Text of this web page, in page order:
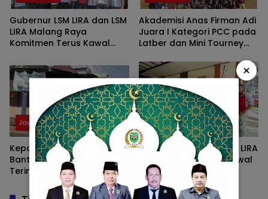
Gubernur LSM LIRA dan LSM
LIRA Malang Raya
Komitmen Terus Kawal
, UMM Faradila Amalia
Najwa,
Akademisi Anas Firman Adi
Juara I Kategori PCC pada
Latber dan Mini Tourney
Jawa Timur
Kepala Desa Sidoluhur
Bantah Perangkat Desa
Terima Bantuan Sapi Hibah
atas Nama Warga
Jawa Timur
LBH LIRA Jatim dan LSM LIRA
Malang Raya Terus Kawal
Sidang Pembunuhan
Mahasiswi UMM
×